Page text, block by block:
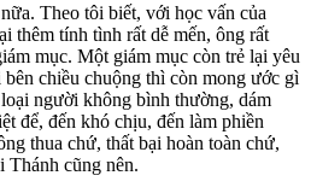
Theo tôi biết, với học vấn của
thêm tính tình rất dễ mến, ông rất
mục. Một giám mục còn trẻ lại yêu
chiều chuộng thì còn mong ước gì
người không bình thường, dám
để, đến khó chịu, đến làm phiền
thua chứ, thất bại hoàn toàn chứ,
cũng nên.